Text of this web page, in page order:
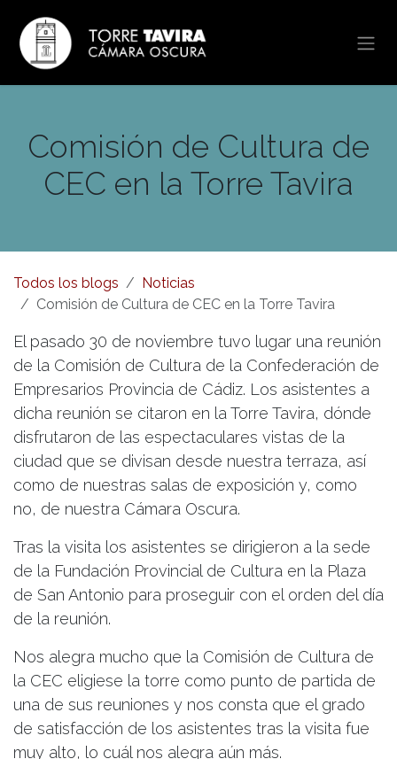
Comisión de Cultura de
CEC en la Torre Tavira
Todos los blogs
Noticias
Comisión de Cultura de CEC en la Torre Tavira
El pasado 30 de noviembre tuvo lugar una reunión
de la Comisión de Cultura de la Confederación de
Empresarios Provincia de Cádiz. Los asistentes a
dicha reunión se citaron en la Torre Tavira, dónde
disfrutaron de las espectaculares vistas de la
ciudad que se divisan desde nuestra terraza, así
como de nuestras salas de exposición y, como
no, de nuestra Cámara Oscura.
Tras la visita los asistentes se dirigieron a la sede
de la Fundación Provincial de Cultura en la Plaza
de San Antonio para proseguir con el orden del día
de la reunión.
Nos alegra mucho que la Comisión de Cultura de
la CEC eligiese la torre como punto de partida de
una de sus reuniones y nos consta que el grado
de satisfacción de los asistentes tras la visita fue
muy alto, lo cuál nos alegra aún más.